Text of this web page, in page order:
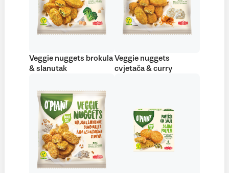
Veggie nuggets brokula
& slanutak
Veggie nuggets
cvjetača & curry